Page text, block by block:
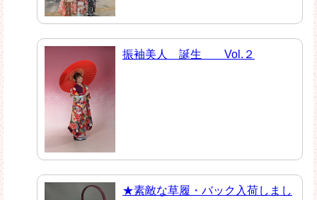
振袖美人 誕生 Vol.２
★素敵な草履・バック入荷しまし